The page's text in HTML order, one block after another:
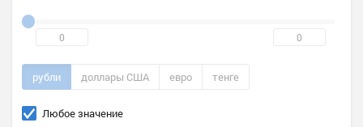
рубли доллары США евро тенге
Любое значение